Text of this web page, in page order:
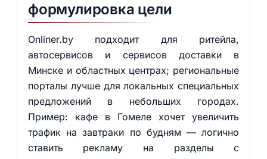
формулировка цели
Onliner.by подходит для ритейла,
автосервисов и сервисов доставки в
Минске и областных центрах; региональные
порталы лучше для локальных специальных
предложений в небольших городах.
Пример: кафе в Гомеле хочет увеличить
трафик на завтраки по будням — логично
ставить рекламу на разделы с